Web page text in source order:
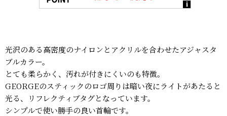
光沢のある高密度のナイロンとアクリルを合わせたアジャスタ
ブルカラー。
とても柔らかく、汚れが付きにくいのも特徴。
GEORGEのスティックのロゴ周りは暗い夜にライトがあたると
光る、リフレクティブタグとなっています。
シンプルで使い勝手の良い首輪です。